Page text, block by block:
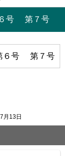
６号 第７号
６号 第７号
月13日